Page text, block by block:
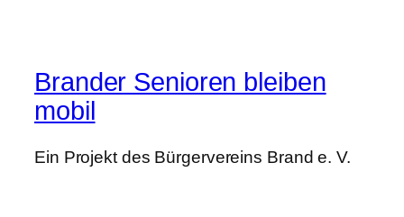
Brander Senioren bleiben
mobil
Ein Projekt des Bürgervereins Brand e. V.